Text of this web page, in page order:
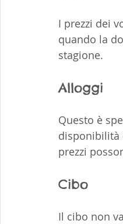
I prezzi dei
quando la
stagione.
Alloggi
Questo è
disponibilità
prezzi
Cibo
Il cibo non